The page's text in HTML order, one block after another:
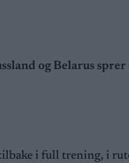
og Belarus
i full trening, i